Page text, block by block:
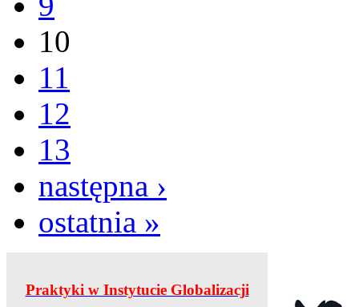
10
11
12
13
następna ›
ostatnia »
Praktyki w Instytucie Globalizacji